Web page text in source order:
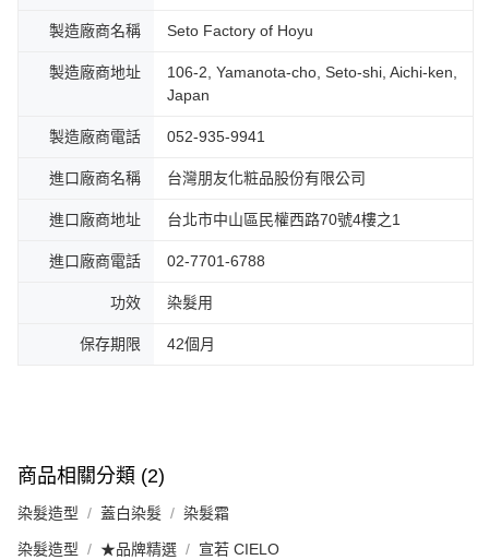
製造廠商名稱 Seto Factory of Hoyu
製造廠商地址
106-2, Yamanota-cho, Seto-shi, Aichi-ken,
Japan
製造廠商電話 052-935-9941
進口廠商名稱 台灣朋友化粧品股份有限公司
進口廠商地址 台北市中山區民權西路70號4樓之1
進口廠商電話 02-7701-6788
功效 染髮用
保存期限 42個月
商品相關分類 (2)
染髮造型 蓋白染髮 染髮霜
染髮造型 ★品牌精選 宣若 CIELO